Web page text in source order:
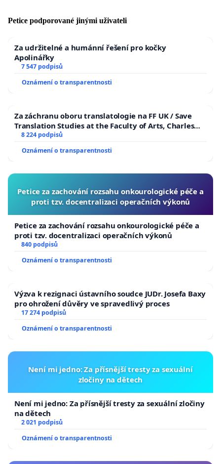
Petice podporované jinými uživateli
Za udržitelné a humánní řešení pro kočky
Apolinářky
7 547 podpisů
Oznámení o transparentnosti
Za záchranu oboru translatologie na FF UK / Save
Translation Studies at the Faculty of Arts, Charles
University
8 224 podpisů
Oznámení o transparentnosti
Petice za zachování rozsahu onkourologické péče a
proti tzv. docentralizaci operačních výkonů
Petice za zachování rozsahu onkourologické péče a
proti tzv. docentralizaci operačních výkonů
840 podpisů
Oznámení o transparentnosti
Výzva k rezignaci ústavního soudce JUDr. Josefa Baxy
pro ohrožení důvěry ve spravedlivý proces
17 274 podpisů
Oznámení o transparentnosti
Není mi jedno: Za přísnější tresty za sexuální
zločiny na dětech
Není mi jedno: Za přísnější tresty za sexuální zločiny
na dětech
2 021 podpisů
Oznámení o transparentnosti